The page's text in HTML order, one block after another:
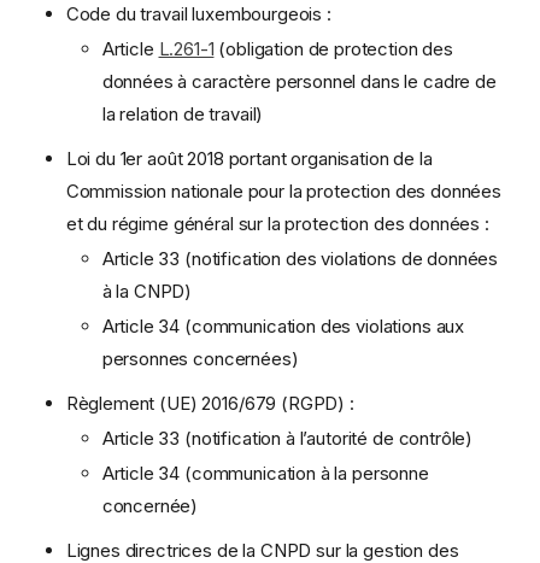
Code du travail luxembourgeois :
Article L.261-1 (obligation de protection des
données à caractère personnel dans le cadre de
la relation de travail)
Loi du 1er août 2018 portant organisation de la
Commission nationale pour la protection des données
et du régime général sur la protection des données :
Article 33 (notification des violations de données
à la CNPD)
Article 34 (communication des violations aux
personnes concernées)
Règlement (UE) 2016/679 (RGPD) :
Article 33 (notification à l’autorité de contrôle)
Article 34 (communication à la personne
concernée)
Lignes directrices de la CNPD sur la gestion des